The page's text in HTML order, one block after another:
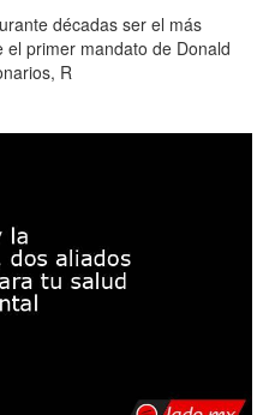
décadas ser el más
primer mandato de Donald
R